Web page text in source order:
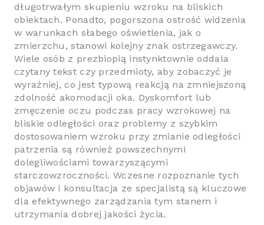
długotrwałym skupieniu wzroku na bliskich
obiektach. Ponadto, pogorszona ostrość widzenia
w warunkach słabego oświetlenia, jak o
zmierzchu, stanowi kolejny znak ostrzegawczy.
Wiele osób z prezbiopią instynktownie oddala
czytany tekst czy przedmioty, aby zobaczyć je
wyraźniej, co jest typową reakcją na zmniejszoną
zdolność akomodacji oka. Dyskomfort lub
zmęczenie oczu podczas pracy wzrokowej na
bliskie odległości oraz problemy z szybkim
dostosowaniem wzroku przy zmianie odległości
patrzenia są również powszechnymi
dolegliwościami towarzyszącymi
starczowzroczności. Wczesne rozpoznanie tych
objawów i konsultacja ze specjalistą są kluczowe
dla efektywnego zarządzania tym stanem i
utrzymania dobrej jakości życia.